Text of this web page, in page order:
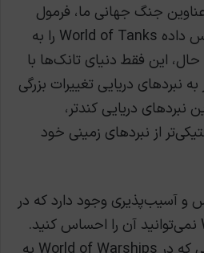
جنگ جهانی ما، فرمول
آزمایش شده و امتحان پس داده World of Tanks را به
این فقط دنیای تانک‌ها با
نبردهای دریایی تغییرات بزرگی
نبردهای دریایی کندتر،
از نبردهای زمینی خود
و آسیب‌پذیری وجود دارد که در
عناوین دیگر Wargaming نمی‌توانید آن را احساس کنید.